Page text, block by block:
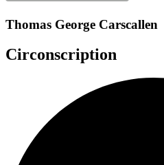
Thomas George Carscallen
Circonscription